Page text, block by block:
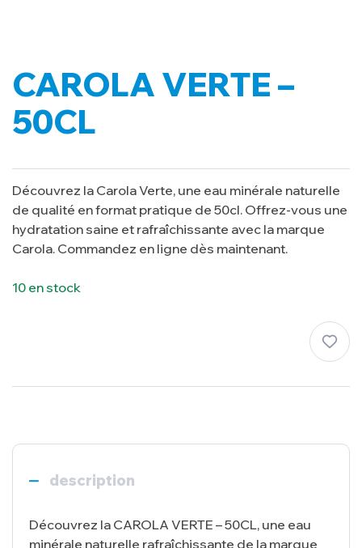
CAROLA VERTE –
50CL
Découvrez la Carola Verte, une eau minérale naturelle
de qualité en format pratique de 50cl. Offrez-vous une
hydratation saine et rafraîchissante avec la marque
Carola. Commandez en ligne dès maintenant.
10 en stock
description
Découvrez la CAROLA VERTE – 50CL, une eau
minérale naturelle rafraîchissante de la marque